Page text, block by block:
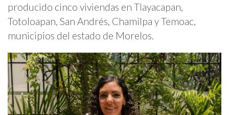
producido cinco viviendas en Tlayacapan,
Totoloapan, San Andrés, Chamilpa y Temoac,
municipios del estado de Morelos.